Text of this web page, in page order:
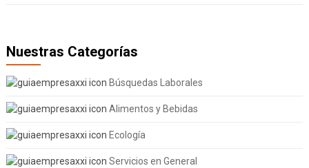
Nuestras Categorías
Búsquedas Laborales
Alimentos y Bebidas
Ecología
Servicios en General